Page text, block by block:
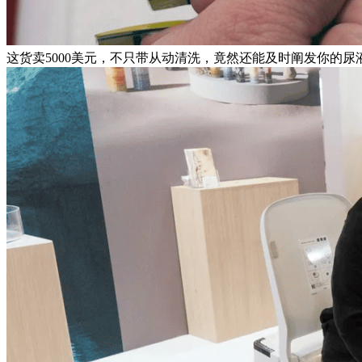
这货卖5000美元，不只带从动清洗，竟然还能及时阐发你的尿